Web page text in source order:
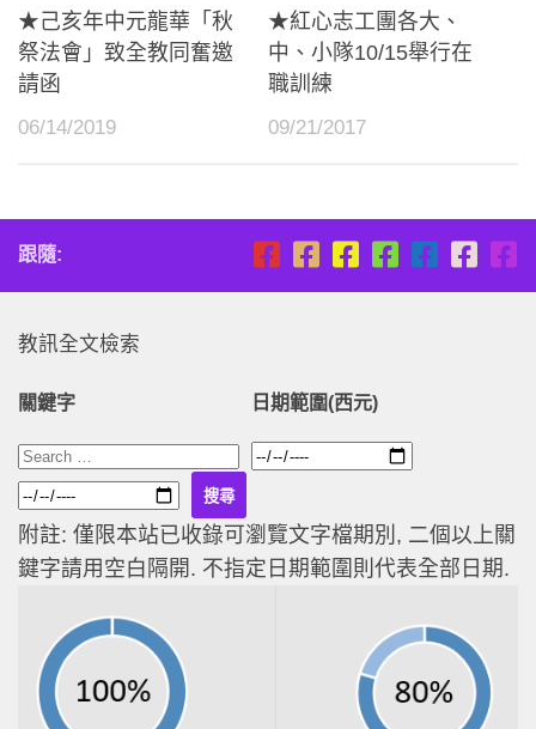
★己亥年中元龍華「秋
祭法會」致全教同奮邀
請函
06/14/2019
★紅心志工團各大、
中、小隊10/15舉行在
職訓練
09/21/2017
跟隨:
教訊全文檢索
關鍵字 日期範圍(西元)
附註: 僅限本站已收錄可瀏覽文字檔期別, 二個以上關
鍵字請用空白隔開. 不指定日期範圍則代表全部日期.